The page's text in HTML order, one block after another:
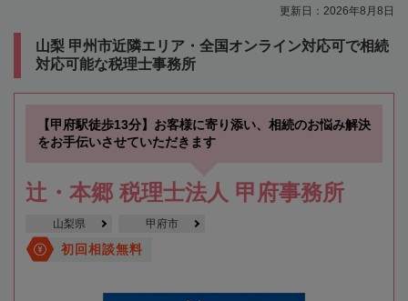
更新日：2026年8月8日
山梨 甲州市近隣エリア・全国オンライン対応可で相続
対応可能な税理士事務所
【甲府駅徒歩13分】お客様に寄り添い、相続のお悩み解決
をお手伝いさせていただきます
辻・本郷 税理士法人 甲府事務所
山梨県 甲府市
初回相談無料